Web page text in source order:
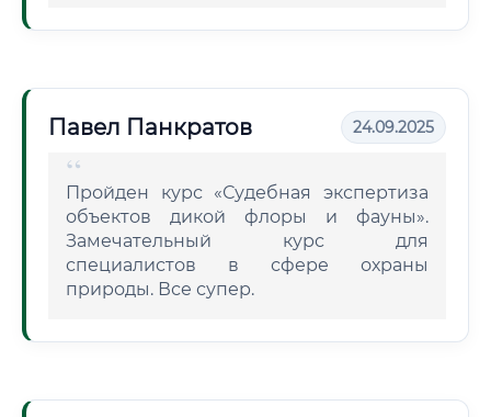
Павел Панкратов 24.09.2025
Пройден курс «Судебная экспертиза
объектов дикой флоры и фауны».
Замечательный курс для
специалистов в сфере охраны
природы. Все супер.